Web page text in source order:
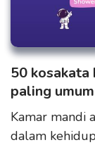
50 kosakata
paling umum
Kamar mandi
dalam